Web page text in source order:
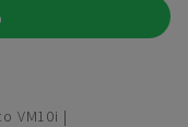
VM10i |